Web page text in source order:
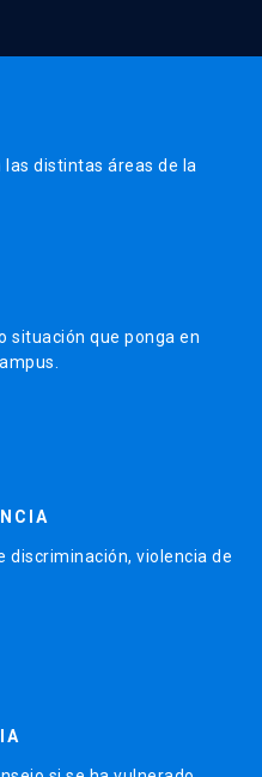
distintas áreas de la
situación que ponga en
discriminación, violencia de